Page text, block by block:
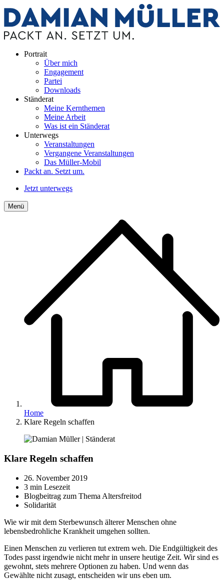
Portrait
Über mich
Engagement
Partei
Downloads
Ständerat
Meine Kernthemen
Meine Arbeit
Was ist ein Ständerat
Unterwegs
Veranstaltungen
Vergangene Veranstaltungen
Das Müller-Mobil
Packt an. Setzt um.
Jetzt unterwegs
Menü
Home
Klare Regeln schaffen
Klare Regeln schaffen
26. November 2019
3 min Lesezeit
Blogbeitrag zum Thema Altersfreitod
Solidarität
Wie wir mit dem Sterbewunsch älterer Menschen ohne
lebensbedrohliche Krankheit umgehen sollten.
Einen Menschen zu verlieren tut extrem weh. Die Endgültigkeit des
Todes passt irgendwie nicht mehr in unsere heutige Zeit. Wir sind es
gewohnt, stets mehrere Optionen zu haben. Und wenn das
Gewählte nicht zusagt, entscheiden wir uns eben um.